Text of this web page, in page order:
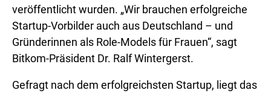
veröffentlicht wurden. „Wir brauchen erfolgreiche
Startup-Vorbilder auch aus Deutschland – und
Gründerinnen als Role-Models für Frauen“, sagt
Bitkom-Präsident Dr. Ralf Wintergerst.
Gefragt nach dem erfolgreichsten Startup, liegt das